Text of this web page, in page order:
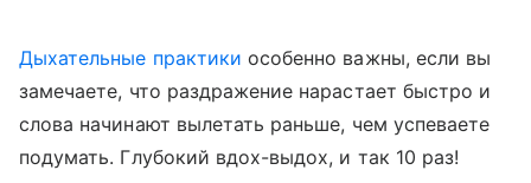
Дыхательные практики особенно важны, если вы
замечаете, что раздражение нарастает быстро и
слова начинают вылетать раньше, чем успеваете
подумать. Глубокий вдох-выдох, и так 10 раз!